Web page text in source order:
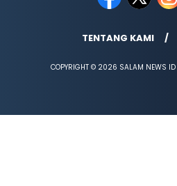
TENTANG KAMI
COPYRIGHT © 2026 SALAM NEWS ID